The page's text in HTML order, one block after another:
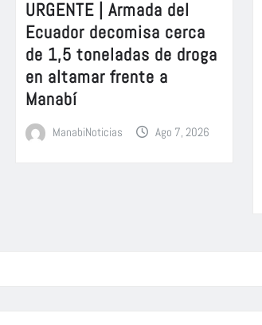
URGENTE | Armada del
Ecuador decomisa cerca
de 1,5 toneladas de droga
en altamar frente a
Manabí
ManabiNoticias Ago 7, 2026